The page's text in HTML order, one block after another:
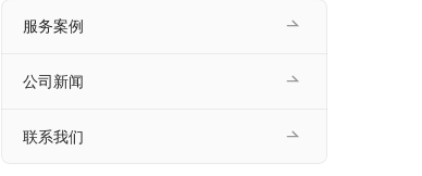
服务案例
公司新闻
联系我们